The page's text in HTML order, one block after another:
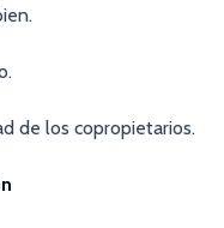
de los copropietarios.